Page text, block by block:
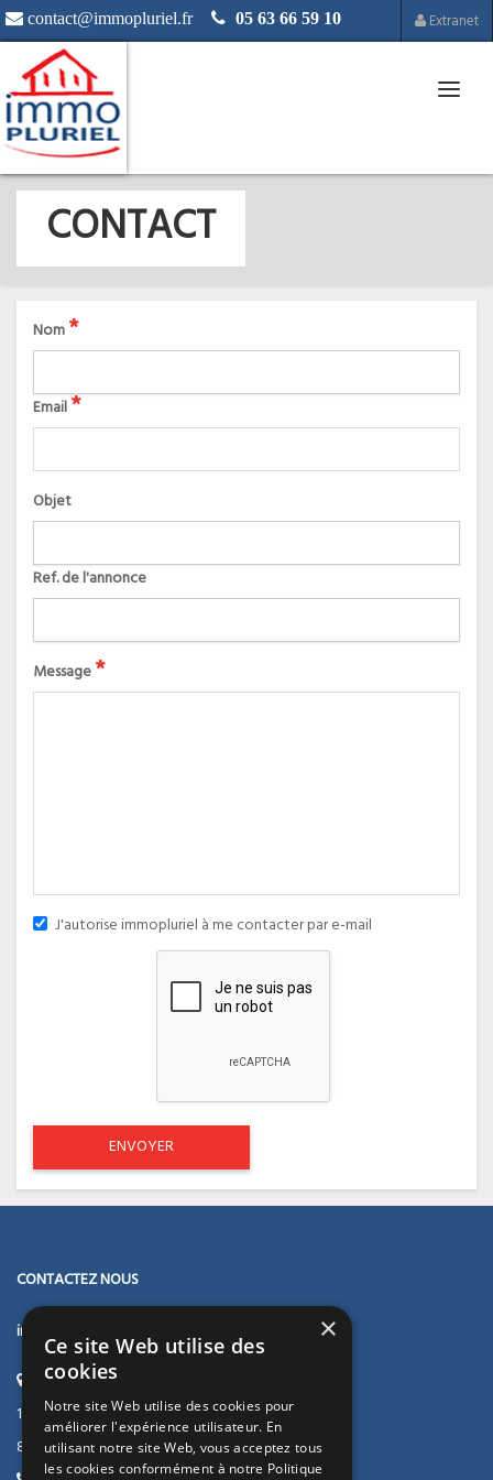
contact@immopluriel.fr 05 63 66 59 10 Extranet
CONTACT
Nom*
Email*
Objet
Ref. de l'annonce
Message*
J'autorise immopluriel à me contacter par e-mail
CONTACTEZ NOUS
immopluriel
Adresse :
14, rue Jean Ursule Devals
82000 MONTAUBAN
×
Ce site Web utilise des
cookies
Notre site Web utilise des cookies pour
améliorer l'expérience utilisateur. En
utilisant notre site Web, vous acceptez tous
les cookies conformément à notre Politique